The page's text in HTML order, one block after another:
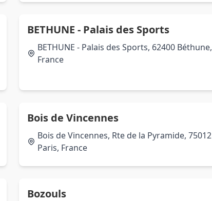
BETHUNE - Palais des Sports
BETHUNE - Palais des Sports, 62400 Béthune,
France
Bois de Vincennes
Bois de Vincennes, Rte de la Pyramide, 75012
Paris, France
Bozouls